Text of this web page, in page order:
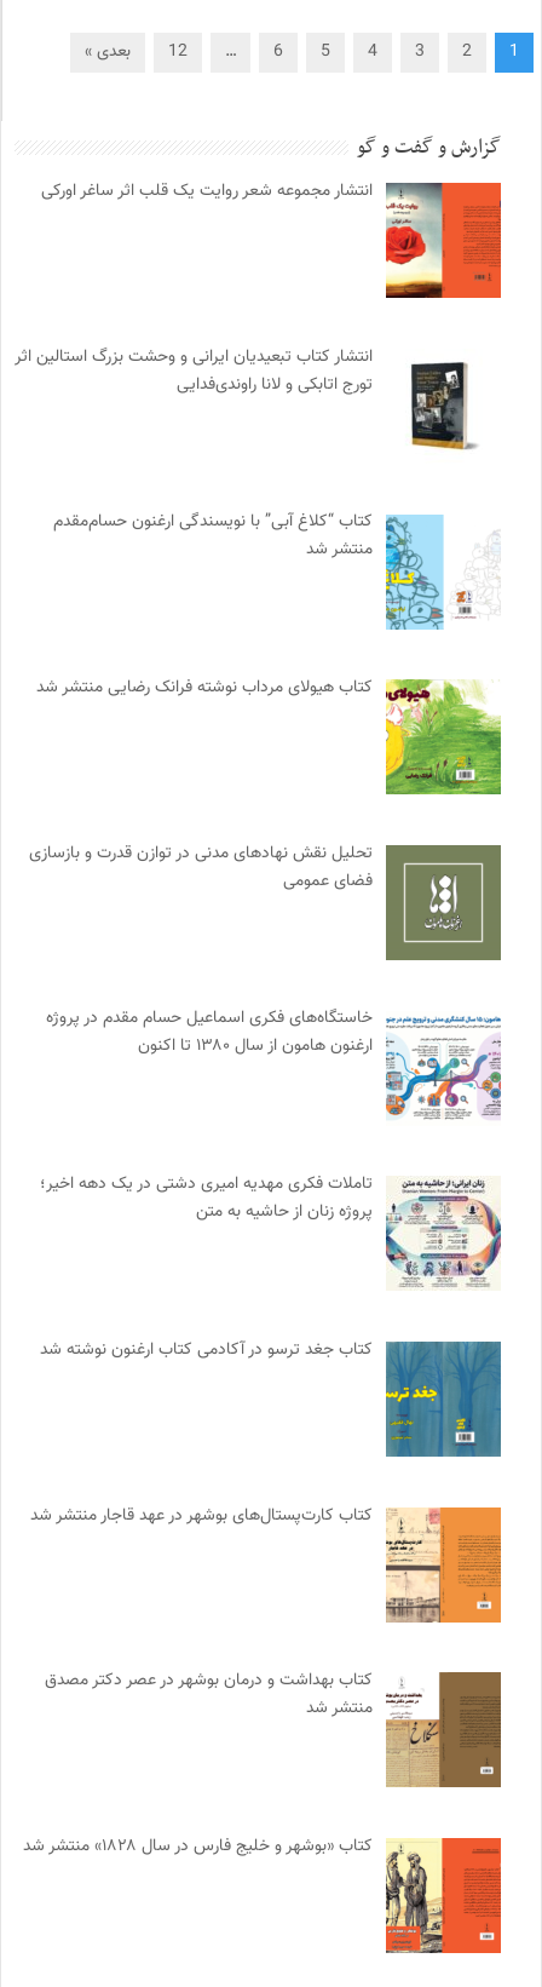
1
2
3
4
5
6
…
12 بعدی »
گزارش و گفت و گو
انتشار مجموعه شعر روایت یک قلب اثر ساغر اورکی
انتشار کتاب تبعیدیان ایرانی و وحشت بزرگ استالین اثر
تورج اتابکی و لانا راوندی‌فدایی
کتاب “کلاغ آبی” با نویسندگی ارغنون حسام‌مقدم
منتشر شد
کتاب هیولای مرداب نوشته فرانک رضایی منتشر شد
تحلیل نقش نهادهای مدنی در توازن قدرت و بازسازی
فضای عمومی
خاستگاه‌های فکری اسماعیل حسام مقدم در پروژه
ارغنون هامون از سال ۱۳۸۰ تا اکنون
تاملات فکری مهدیه امیری دشتی در یک دهه اخیر؛
پروژه زنان از حاشیه به متن
کتاب جغد ترسو در آکادمی کتاب ارغنون نوشته شد
کتاب کارت‌پستال‌های بوشهر در عهد قاجار منتشر شد
کتاب بهداشت و درمان بوشهر در عصر دکتر مصدق
منتشر شد
کتاب «بوشهر و خلیج فارس در سال ۱۸۲۸» منتشر شد